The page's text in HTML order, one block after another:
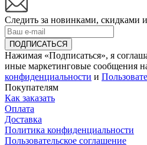
Следить за новинками, скидками
Нажимая «Подписаться», я
иные маркетинговые сообщения
конфиденциальности и
Покупателям
Как заказать
Оплата
Доставка
Политика конфиденциальности
Пользовательское соглашение